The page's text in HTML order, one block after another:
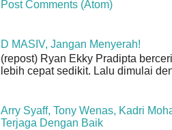
Post Comments (Atom)
D MASIV, Jangan Menyerah!
(repost) Ryan Ekky Pradipta
lebih cepat sedikit. Lalu dimulai
Arry Syaff, Tony Wenas, Kadri
Terjaga Dengan Baik